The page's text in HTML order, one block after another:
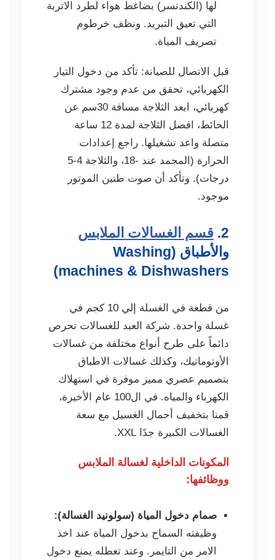
لها (الكندنسر) بضاغط هواء لطرد الاتربة
التي تعيق التبريد. ونظف خرطوم
تصريف المياة.
قبل الاتصال للصيانة: تأكد من دخول التيار
الكهربائي، تحقق من عدم وجود مشترك
كهربائي، ابعد الثلاجة مسافة 30سم عن
الحائط، افصل الثلاجة لمدة 12 ساعة
متصلة واعد تشغيلها. راجع إعدادات
الحرارة (المجمد عند -18، والثلاجة 4-5
درجات). وتأكد أن صوت طنين الموتور
موجود.
2. قسم الغسالات الملابس
والأطباق (Washing
machines & Dishwashers)
من قطعة في الغسلة إلي 10 كجم في
غسلة واحدة. شركة العبد للغسالات تحرص
دائماً على طرح أنواع مختلفة من غسالات
الأوتوماتيك، وكذلك غسالات الاطباق
بتصميم عصري مميز موفرة في استهلاك
الكهرباء والمياه. في ال100 عام الأخيرة،
قمنا بتخفيف أحمال الغسيل مع سعة
الغسالات الكبيرة جدًا XXL.
المكونات الداخلية لغسالة الملابس
ووظائفها:
صمام دخول المياة (سولونيد الغسالة):
وظيفته السماح بدخول المياة عند اخذ
الامر من التايمر. وعند تعطله يمنع دخول